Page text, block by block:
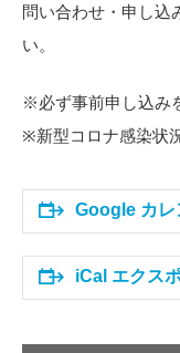
問い合わせ・申し込
い。
※必ず事前申し込み
※新型コロナ感染状
Google カレ
iCal エクス